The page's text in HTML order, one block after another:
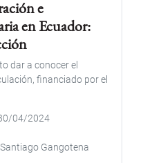
e
en Ecuador:
dar a conocer el
financiado por el
04/2024
Gangotena